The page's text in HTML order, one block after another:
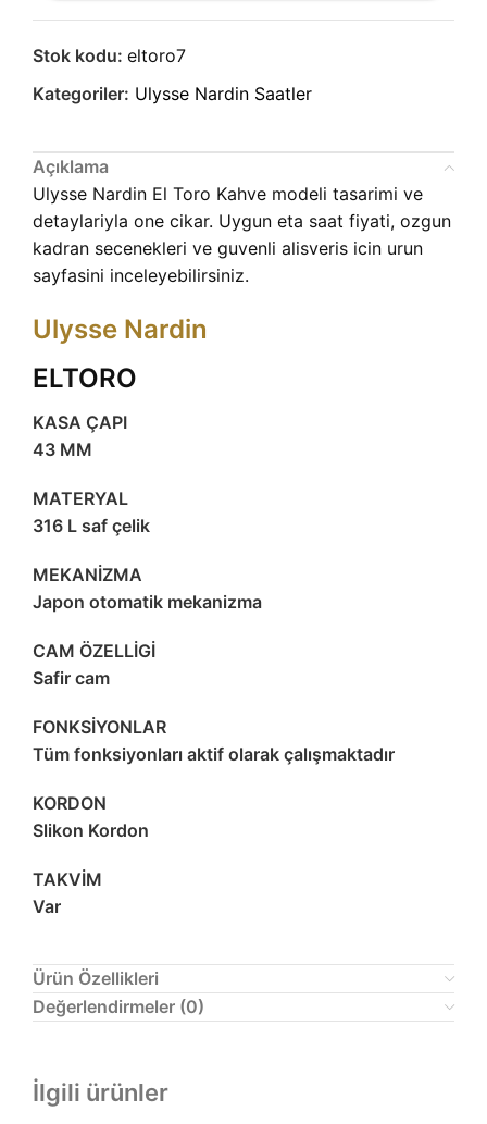
Stok kodu: eltoro7
Kategoriler: Ulysse Nardin Saatler
Açıklama
Ulysse Nardin El Toro Kahve modeli tasarimi ve
detaylariyla one cikar. Uygun eta saat fiyati, ozgun
kadran secenekleri ve guvenli alisveris icin urun
sayfasini inceleyebilirsiniz.
Ulysse Nardin
ELTORO
KASA ÇAPI
43 MM
MATERYAL
316 L saf çelik
MEKANİZMA
Japon otomatik mekanizma
CAM ÖZELLİGİ
Safir cam
FONKSİYONLAR
Tüm fonksiyonları aktif olarak çalışmaktadır
KORDON
Slikon Kordon
TAKVİM
Var
Ürün Özellikleri
Değerlendirmeler (0)
İlgili ürünler